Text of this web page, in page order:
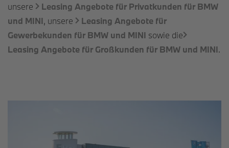
unsere
Leasing Angebote für Privatkunden für BMW
und MINI, unsere
Leasing Angebote für
Gewerbekunden für BMW und MINI sowie die
Leasing Angebote für Großkunden für BMW und MINI.